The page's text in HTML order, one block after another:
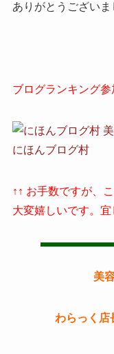
ありがとうございま
ブログランキング参
にほんブログ村
↑↑ お手数ですが、
大変嬉しいです。宜
美
わらっく店